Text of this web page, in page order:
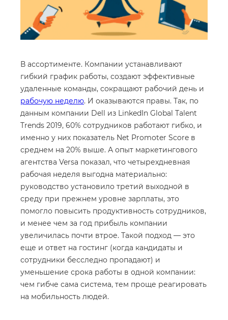
В ассортименте. Компании устанавливают
гибкий график работы, создают эффективные
удаленные команды, сокращают рабочий день и
рабочую неделю. И оказываются правы. Так, по
данным компании Dell из LinkedIn Global Talent
Trends 2019, 60% сотрудников работают гибко, и
именно у них показатель Net Promoter Score в
среднем на 20% выше. А опыт маркетингового
агентства Versa показал, что четырехдневная
рабочая неделя выгодна материально:
руководство установило третий выходной в
среду при прежнем уровне зарплаты, это
помогло повысить продуктивность сотрудников,
и менее чем за год прибыль компании
увеличилась почти втрое. Такой подход — это
еще и ответ на гостинг (когда кандидаты и
сотрудники бесследно пропадают) и
уменьшение срока работы в одной компании:
чем гибче сама система, тем проще реагировать
на мобильность людей.